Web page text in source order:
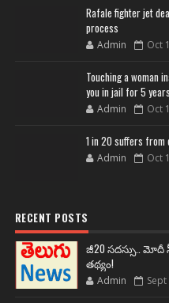
Rafale fighter jet
process
Admin Oct
Touching a woman
you in jail for 5 years
Admin Oct
1 in 20 suffers from
Admin Oct
RECENT POSTS
జీ20 సదస్సు.. మోదీ
తథ్యం!
Admin